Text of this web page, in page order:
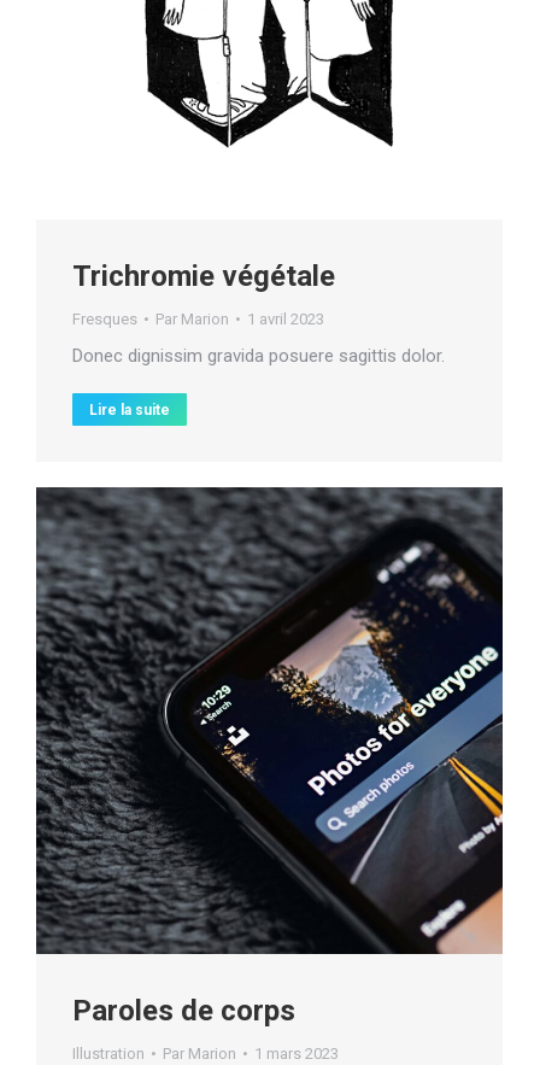
Trichromie végétale
Fresques Par Marion 1 avril 2023
Donec dignissim gravida posuere sagittis dolor.
Lire la suite
Paroles de corps
Illustration Par Marion 1 mars 2023